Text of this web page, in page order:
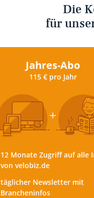
Die
für
Jahres-Abo
115 € pro Jahr
12 Monate Zugriff auf alle
von velobiz.de
täglicher Newsletter mit
Brancheninfos